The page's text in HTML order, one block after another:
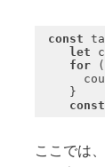
const
let
for (
const
ここでは